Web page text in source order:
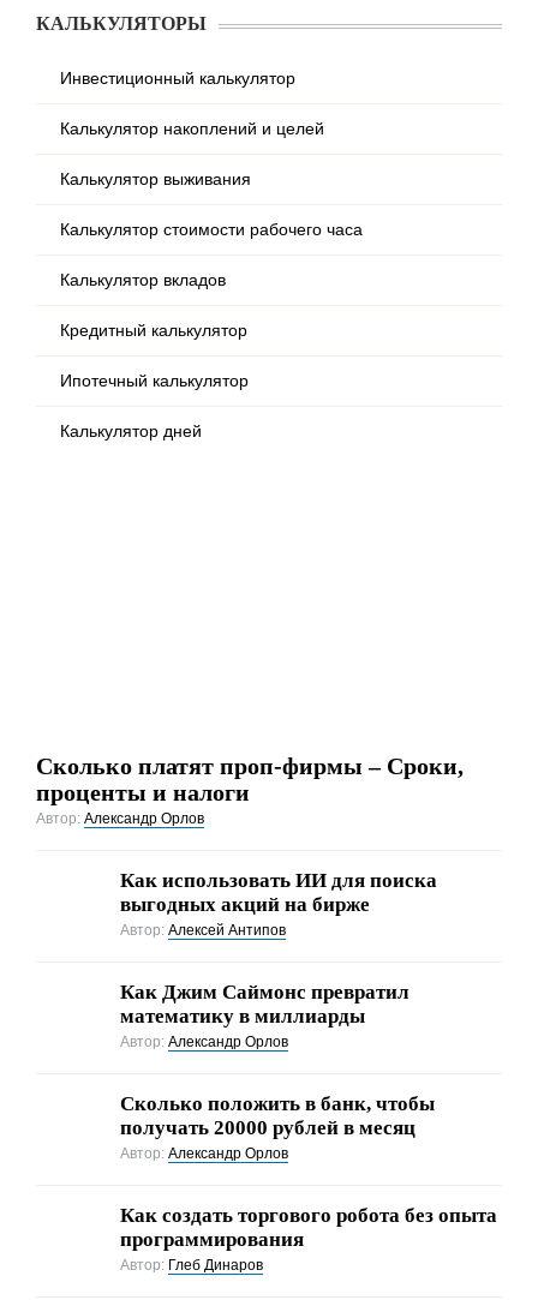
КАЛЬКУЛЯТОРЫ
Инвестиционный калькулятор
Калькулятор накоплений и целей
Калькулятор выживания
Калькулятор стоимости рабочего часа
Калькулятор вкладов
Кредитный калькулятор
Ипотечный калькулятор
Калькулятор дней
Сколько платят проп-фирмы – Сроки,
проценты и налоги
Автор:Александр Орлов
Как использовать ИИ для поиска
выгодных акций на бирже
Автор:Алексей Антипов
Как Джим Саймонс превратил
математику в миллиарды
Автор:Александр Орлов
Сколько положить в банк, чтобы
получать 20000 рублей в месяц
Автор:Александр Орлов
Как создать торгового робота без опыта
программирования
Автор: Глеб Динаров